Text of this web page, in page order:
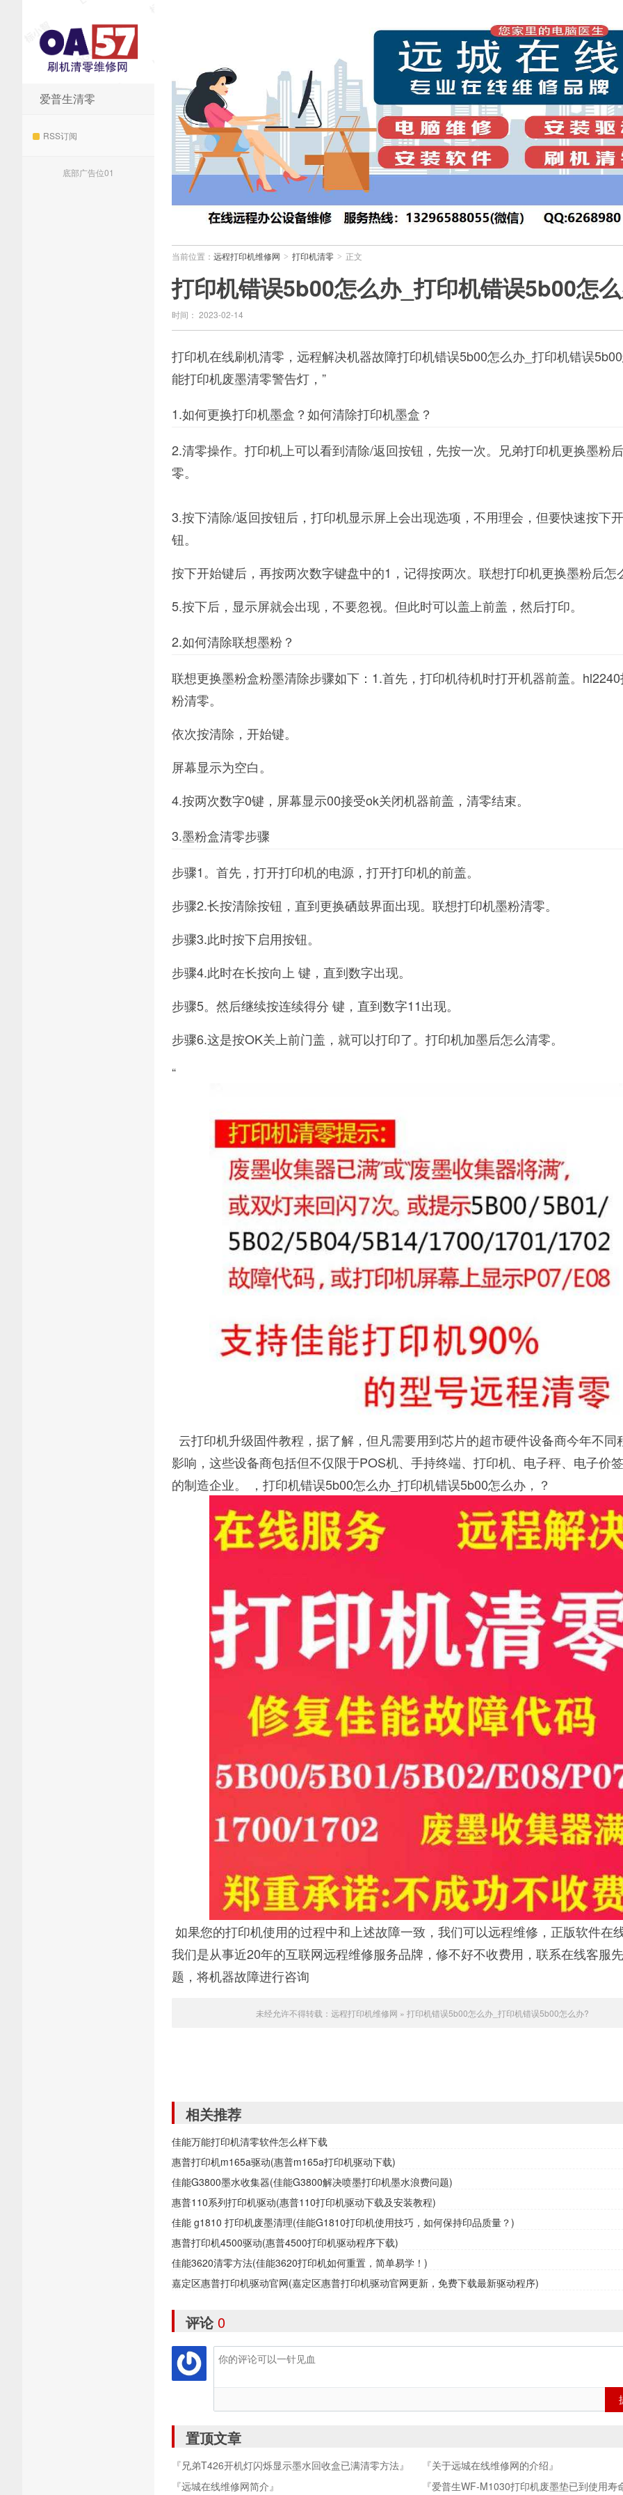
爱普生清零
RSS订阅
底部广告位01
当前位置： 远程打印机维修网 > 打印机清零 > 正文
打印机错误5b00怎么办_打印机错误5b00怎
时间： 2023-02-14
打印机在线刷机清零，远程解决机器故障打印机错误5b00怎么办_打印机错误
能打印机废墨清零警告灯，”
1.如何更换打印机墨盒？如何清除打印机墨盒？
2.清零操作。打印机上可以看到清除/返回按钮，先按一次。兄弟打印机更换墨粉
零。
3.按下清除/返回按钮后，打印机显示屏上会出现选项，不用理会，但要快速按下
钮。
按下开始键后，再按两次数字键盘中的1，记得按两次。联想打印机更换墨粉后怎
5.按下后，显示屏就会出现，不要忽视。但此时可以盖上前盖，然后打印。
2.如何清除联想墨粉？
联想更换墨粉盒粉墨清除步骤如下：1.首先，打印机待机时打开机器前盖。
粉清零。
依次按清除，开始键。
屏幕显示为空白。
4.按两次数字0键，屏幕显示00接受ok关闭机器前盖，清零结束。
3.墨粉盒清零步骤
步骤1。首先，打开打印机的电源，打开打印机的前盖。
步骤2.长按清除按钮，直到更换硒鼓界面出现。联想打印机墨粉清零。
步骤3.此时按下启用按钮。
步骤4.此时在长按向上 键，直到数字出现。
步骤5。然后继续按连续得分 键，直到数字11出现。
步骤6.这是按OK关上前门盖，就可以打印了。打印机加墨后怎么清零。
“
云打印机升级固件教程，据了解，但凡需要用到芯片的超市硬件设备商今年不同
影响，这些设备商包括但不仅限于POS机、手持终端、打印机、电子秤、电子价
的制造企业。 ，打印机错误5b00怎么办_打印机错误5b00怎么办，？
如果您的打印机使用的过程中和上述故障一致，我们可以远程维修，正版软件在
我们是从事近20年的互联网远程维修服务品牌，修不好不收费用，联系在线客服
题，将机器故障进行咨询
未经允许不得转载： 远程打印机维修网 » 打印机错误5b00怎么办_打印机错误5b00怎么办?
相关推荐
佳能万能打印机清零软件怎么样下载
惠普打印机m165a驱动(惠普m165a打印机驱动下载)
佳能G3800墨水收集器(佳能G3800解决喷墨打印机墨水浪费问题)
惠普110系列打印机驱动(惠普110打印机驱动下载及安装教程)
佳能 g1810 打印机废墨清理(佳能G1810打印机使用技巧，如何保持印品质量？)
惠普打印机4500驱动(惠普4500打印机驱动程序下载)
佳能3620清零方法(佳能3620打印机如何重置，简单易学！)
嘉定区惠普打印机驱动官网(嘉定区惠普打印机驱动官网更新，免费下载最新驱动程序)
评论 0
置顶文章
『兄弟T426开机灯闪烁显示墨水回收盒已满清零方法』
『关于远城在线维修网的介绍』
『远城在线维修网简介』
『爱普生WF-M1030打印机废墨垫已到使用寿